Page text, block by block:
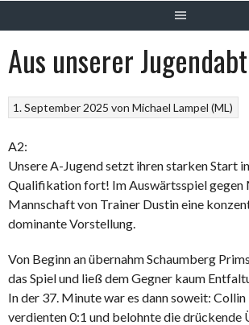
Aus unserer
1. September 2025 vonMichael Lampel (ML)
A2:
Unsere A-Jugend setzt ihren starken Start
Qualifikation fort! Im Auswärtsspiel gegen
Mannschaft von Trainer Dustin eine
dominante Vorstellung.
Von Beginn an übernahm Schaumberg
das Spiel und ließ dem Gegner kaum
In der 37. Minute war es dann soweit:
verdienten 0:1 und belohnte die drückende